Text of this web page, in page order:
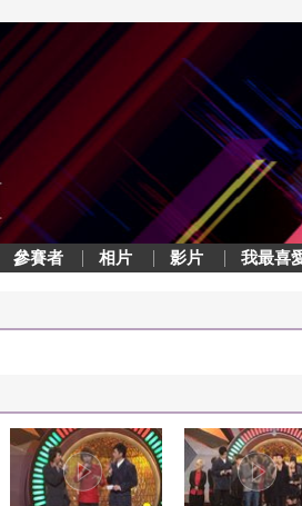
參賽者 相片 影片 我最喜